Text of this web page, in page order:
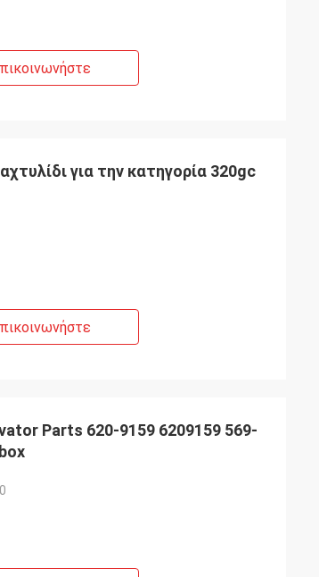
για την κατηγορία 320gc
Parts 620-9159 6209159 569-